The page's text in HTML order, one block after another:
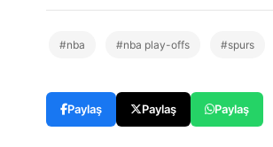
#nba #nba play-offs #spurs
Paylaş Paylaş Paylaş